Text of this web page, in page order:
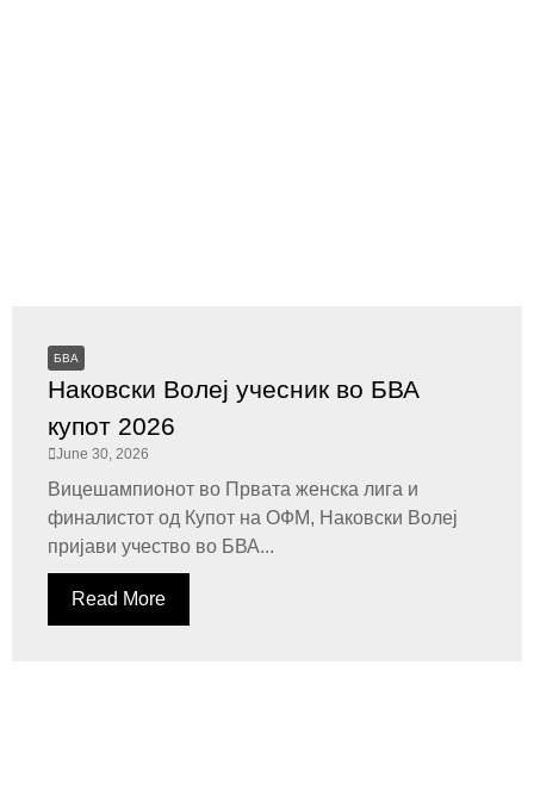
БВА
Наковски Волеј учесник во БВА
купот 2026
June 30, 2026
Вицешампионот во Првата женска лига и
финалистот од Купот на ОФМ, Наковски Волеј
пријави учество во БВА...
Read More